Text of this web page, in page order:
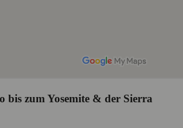
bis zum Yosemite & der Sierra